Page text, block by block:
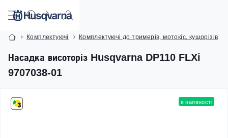
Комплектуючі Комплектуючі до тримерів, мотокіс, кущорізів
Насадка висоторіз Husqvarna DP110 FLXi
9707038-01
в наявності